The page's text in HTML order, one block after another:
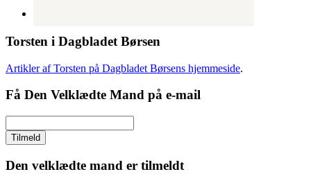
Torsten i Dagbladet Børsen
Artikler af Torsten på Dagbladet Børsens hjemmeside.
Få Den Velklædte Mand på e-mail
Den velklædte mand er tilmeldt